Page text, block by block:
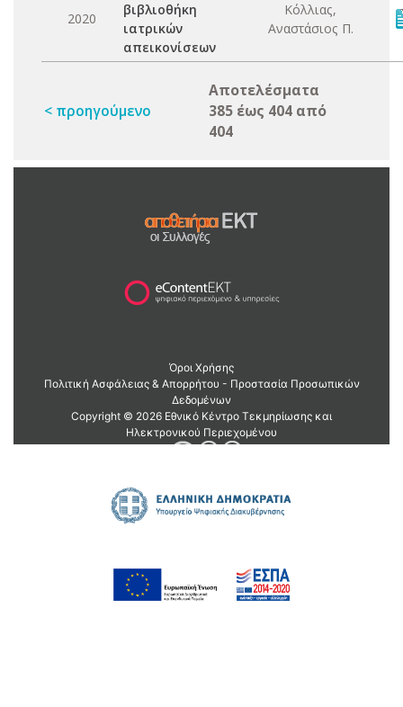
2020
βιβλιοθήκη
ιατρικών
απεικονίσεων
Κόλλιας,
Αναστάσιος Π.
< προηγούμενο
Αποτελέσματα
385 έως 404 από
404